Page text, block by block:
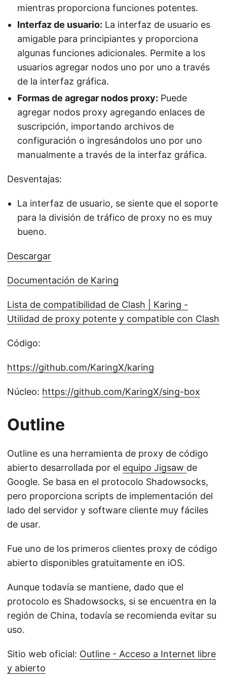
mientras proporciona funciones potentes.
Interfaz de usuario: La interfaz de usuario es
amigable para principiantes y proporciona
algunas funciones adicionales. Permite a los
usuarios agregar nodos uno por uno a través
de la interfaz gráfica.
Formas de agregar nodos proxy: Puede
agregar nodos proxy agregando enlaces de
suscripción, importando archivos de
configuración o ingresándolos uno por uno
manualmente a través de la interfaz gráfica.
Desventajas:
La interfaz de usuario, se siente que el soporte
para la división de tráfico de proxy no es muy
bueno.
Descargar
Documentación de Karing
Lista de compatibilidad de Clash | Karing -
Utilidad de proxy potente y compatible con Clash
Código:
https://github.com/KaringX/karing
Núcleo: https://github.com/KaringX/sing-box
Outline
Outline es una herramienta de proxy de código
abierto desarrollada por el equipo Jigsaw de
Google. Se basa en el protocolo Shadowsocks,
pero proporciona scripts de implementación del
lado del servidor y software cliente muy fáciles
de usar.
Fue uno de los primeros clientes proxy de código
abierto disponibles gratuitamente en iOS.
Aunque todavía se mantiene, dado que el
protocolo es Shadowsocks, si se encuentra en la
región de China, todavía se recomienda evitar su
uso.
Sitio web oficial: Outline - Acceso a Internet libre
y abierto